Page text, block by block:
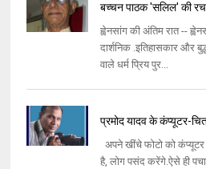
बच्चन पाठक 'सलिल' की
ह्वेनसांग की अंतिम रात --
दार्शनिक .इतिहासकार और
वाले धर्म प्रिय पुर...
प्रमोद यादव के कंप्यूटर-
अपने खींचे फोटो को कंप्यूटर
है, लोग पसंद करेंगे.ऐसे ही